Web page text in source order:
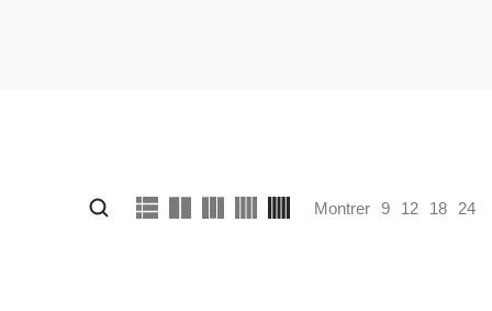
Montrer 9 12 18 24